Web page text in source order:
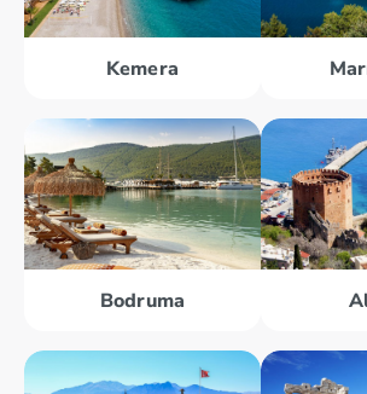
Kemera
Bodruma